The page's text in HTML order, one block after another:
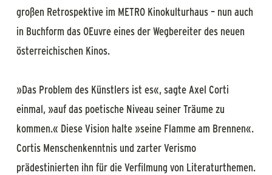
großen Retrospektive im METRO Kinokulturhaus – nun auch
in Buchform das OEuvre eines der Wegbereiter des neuen
österreichischen Kinos.
»Das Problem des Künstlers ist es«, sagte Axel Corti
einmal, »auf das poetische Niveau seiner Träume zu
kommen.« Diese Vision halte »seine Flamme am Brennen«.
Cortis Menschenkenntnis und zarter Verismo
prädestinierten ihn für die Verfilmung von Literaturthemen.